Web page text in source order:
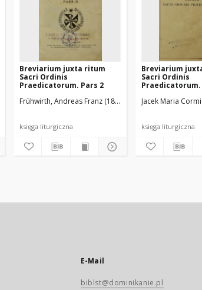
1933) Ordo Fratrum Praedicatorum
Breviarium juxta ritum
Sacri Ordinis
Praedicatorum. Pars 2
Frühwirth, Andreas Franz (1845-1933) Ordo Fratrum
księga liturgiczna
Breviarium
Sacri Ordinis
Praedicatorum.
Jacek Maria
księga liturgiczna
E-Mail
biblst@dominikanie.pl